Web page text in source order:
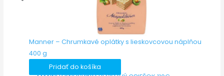
Manner – Chrumkavé oplátky s lieskovcovou náplňou
400 g
Pridať do košíka